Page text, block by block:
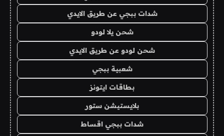
شدات ببجي عن طريق الايدي
شحن يلا لودو
شحن لودو عن طريق الايدي
شعبية ببجي
بطاقات ايتونز
بلايستيشن ستور
شدات ببجي اقساط